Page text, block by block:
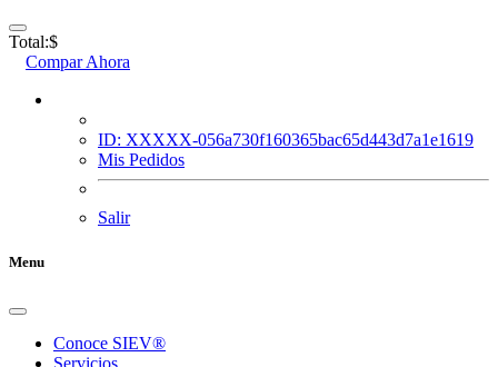
Total:$
Compar Ahora
ID: XXXXX-056a730f160365bac65d443d7a1e1619
Mis Pedidos
Salir
Menu
Conoce SIEV®
Servicios